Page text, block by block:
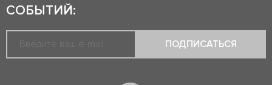
СОБЫТИЙ:
ПОДПИСАТЬСЯ